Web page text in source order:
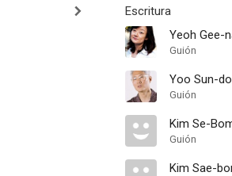
Escritura
Yeoh Gee-
Guión
Yoo Sun-
Guión
Kim Se-
Guión
Kim Sae-